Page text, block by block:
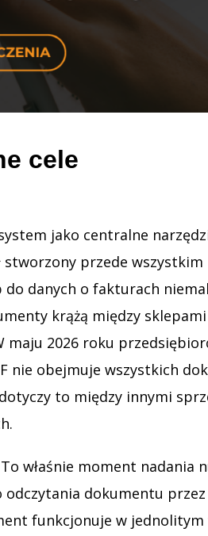
cele
jako centralne
stworzony przede
danych o fakturach
krążą między
2026 roku
nie obejmuje wszystkich
to między innymi
właśnie moment nadania
dokumentu
funkcjonuje w jednolitym